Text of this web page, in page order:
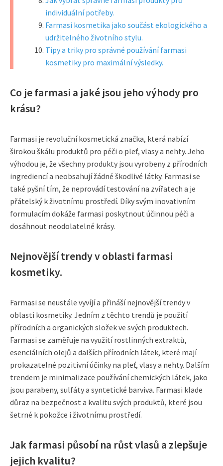
individuální potřeby.
Farmasi kosmetika jako součást ekologického a
udržitelného životního stylu.
Tipy a triky pro správné používání farmasi
kosmetiky pro maximální výsledky.
Co je farmasi a jaké jsou jeho výhody pro
krásu?
Farmasi je revoluční kosmetická značka, která nabízí
širokou škálu produktů pro péči o pleť, vlasy a nehty. Jeho
výhodou je, že všechny produkty jsou vyrobeny z přírodních
ingrediencí a neobsahují žádné škodlivé látky. Farmasi se
také pyšní tím, že neprovádí testování na zvířatech a je
přátelský k životnímu prostředí. Díky svým inovativním
formulacím dokáže farmasi poskytnout účinnou péči a
dosáhnout neodolatelné krásy.
Nejnovější trendy v oblasti farmasi
kosmetiky.
Farmasi se neustále vyvíjí a přináší nejnovější trendy v
oblasti kosmetiky. Jedním z těchto trendů je použití
přírodních a organických složek ve svých produktech.
Farmasi se zaměřuje na využití rostlinných extraktů,
esenciálních olejů a dalších přírodních látek, které mají
prokazatelné pozitivní účinky na pleť, vlasy a nehty. Dalším
trendem je minimalizace používání chemických látek, jako
jsou parabeny, sulfáty a syntetické barviva. Farmasi klade
důraz na bezpečnost a kvalitu svých produktů, které jsou
šetrné k pokožce i životnímu prostředí.
Jak farmasi působí na růst vlasů a zlepšuje
jejich kvalitu?